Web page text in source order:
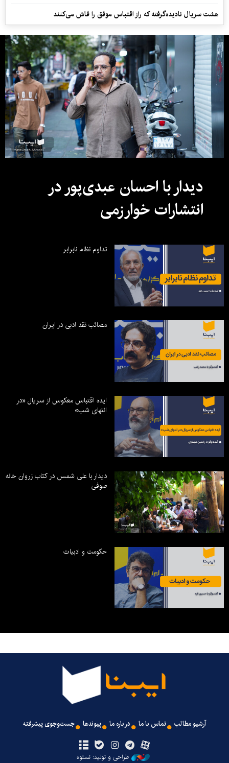
هشت سریال نادیده‌گرفته که راز اقتباس موفق را فاش می‌کنند
دیدار با احسان عبدی‌پور در
انتشارات خوارزمی
تداوم نظام نابرابر
مصائب نقد ادبی در ایران
ایده اقتباس معکوس از سریال «در
انتهای شب»
دیدار با علی شمس در کتاب زروان خانه
صوفی
حکومت و ادبیات
آرشیو مطالب تماس با ما درباره ما پیوندها جست‌وجوی پیشرفته
طراحی و تولید: نستوه